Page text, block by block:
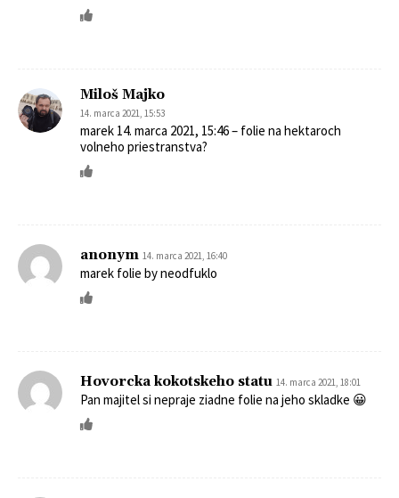
Miloš Majko
14. marca 2021, 15:53
marek 14. marca 2021, 15:46 – folie na hektaroch
volneho priestranstva?
anonym 14. marca 2021, 16:40
marek folie by neodfuklo
Hovorcka kokotskeho statu 14. marca 2021, 18:01
Pan majitel si nepraje ziadne folie na jeho skladke 😀